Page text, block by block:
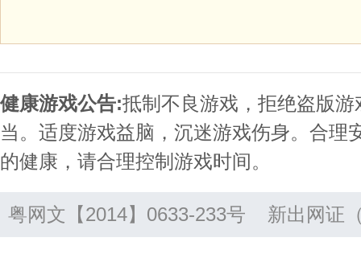
健康游戏公告:抵制不良游戏，拒绝盗版
当。适度游戏益脑，沉迷游戏伤身。合理
的健康，请合理控制游戏时间。
粤网文【2014】0633-233号 新出网证